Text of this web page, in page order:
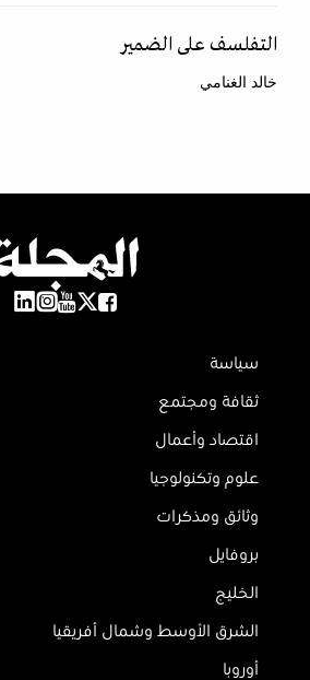
التفلسف على الضمير
خالد الغنامي
سياسة
ثقافة ومجتمع
اقتصاد وأعمال
علوم وتكنولوجيا
وثائق ومذكرات
بروفايل
الخليج
الشرق الأوسط وشمال أفريقيا
أوروبا